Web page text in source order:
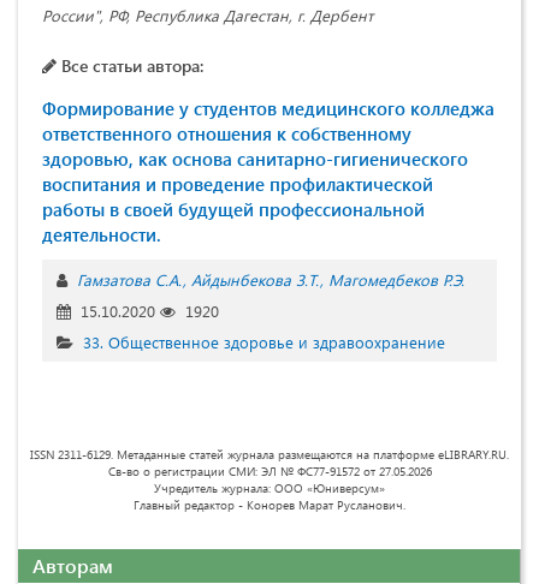
России", РФ, Республика Дагестан, г. Дербент
Все статьи автора:
Формирование у студентов медицинского колледжа
ответственного отношения к собственному
здоровью, как основа санитарно-гигиенического
воспитания и проведение профилактической
работы в своей будущей профессиональной
деятельности.
Гамзатова С.А. Айдынбекова З.Т. Магомедбеков Р.Э.
15.10.2020
1920
33. Общественное здоровье и здравоохранение
ISSN 2311-6129. Метаданные статей журнала размещаются на платформе eLIBRARY.RU.
Св-во о регистрации СМИ: ЭЛ № ФС77-91572 от 27.05.2026
Учредитель журнала: ООО «Юниверсум»
Главный редактор - Конорев Марат Русланович.
Авторам